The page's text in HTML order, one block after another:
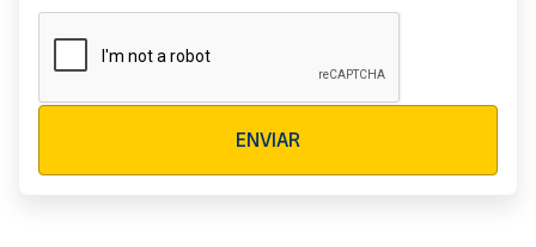
ENVIAR